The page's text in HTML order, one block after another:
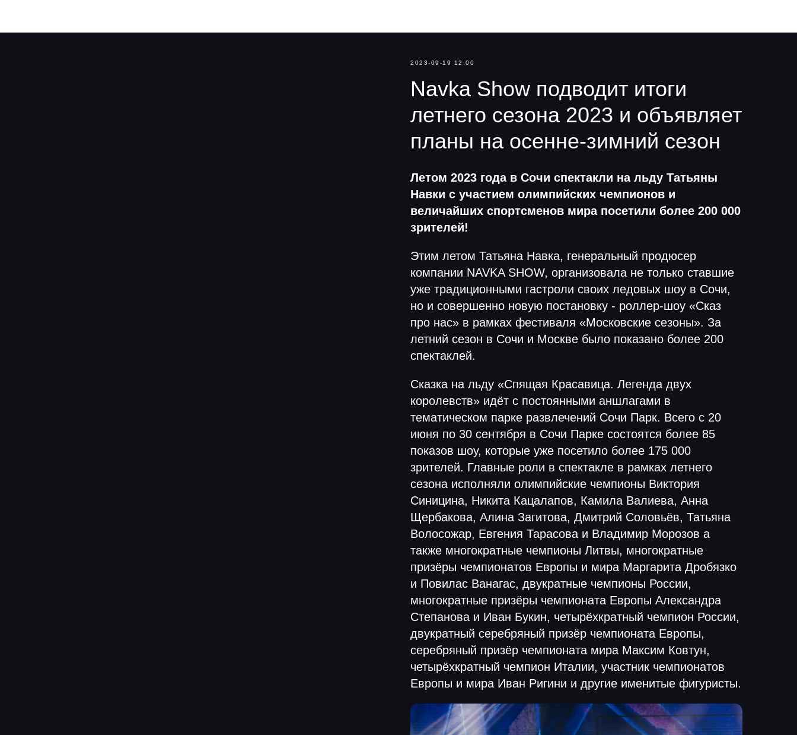
2023-09-19 12:00
Navka Show подводит итоги
летнего сезона 2023 и объявляет
планы на осенне-зимний сезон
Летом 2023 года в Сочи спектакли на льду Татьяны
Навки с участием олимпийских чемпионов и
величайших спортсменов мира посетили более 200 000
зрителей!
Этим летом Татьяна Навка, генеральный продюсер
компании NAVKA SHOW, организовала не только ставшие
уже традиционными гастроли своих ледовых шоу в Сочи,
но и совершенно новую постановку - роллер-шоу «Сказ
про нас» в рамках фестиваля «Московские сезоны». За
летний сезон в Сочи и Москве было показано более 200
спектаклей.
Сказка на льду «Спящая Красавица. Легенда двух
королевств» идёт с постоянными аншлагами в
тематическом парке развлечений Сочи Парк. Всего с 20
июня по 30 сентября в Сочи Парке состоятся более 85
показов шоу, которые уже посетило более 175 000
зрителей. Главные роли в спектакле в рамках летнего
сезона исполняли олимпийские чемпионы Виктория
Синицина, Никита Кацалапов, Камила Валиева, Анна
Щербакова, Алина Загитова, Дмитрий Соловьёв, Татьяна
Волосожар, Евгения Тарасова и Владимир Морозов а
также многократные чемпионы Литвы, многократные
призёры чемпионатов Европы и мира Маргарита Дробязко
и Повилас Ванагас, двукратные чемпионы России,
многократные призёры чемпионата Европы Александра
Степанова и Иван Букин, четырёхкратный чемпион России,
двукратный серебряный призёр чемпионата Европы,
серебряный призёр чемпионата мира Максим Ковтун,
четырёхкратный чемпион Италии, участник чемпионатов
Европы и мира Иван Ригини и другие именитые фигуристы.